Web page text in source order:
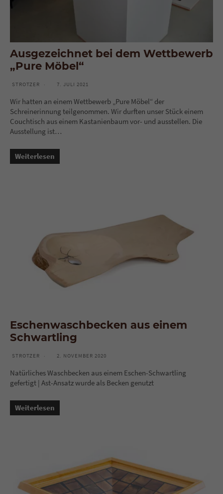
Ausgezeichnet bei dem Wettbewerb
„Pure Möbel“
STROTZER 7. JULI 2021
Wir hatten an einem Wettbewerb „Pure Möbel“ der
Schreinerinnung teilgenommen. Wir durften unser Stück einem
Couchtisch aus einem Kastanienbaum vor- und ausstellen. Die
Ausstellung ist…
Weiterlesen
Eschenwaschbecken aus einem
Schwartling
STROTZER 2. NOVEMBER 2020
Natürliches Waschbecken aus einem Eschen-Schwartling
gefertigt | Ast-Ansatz wurde als Becken genutzt
Weiterlesen